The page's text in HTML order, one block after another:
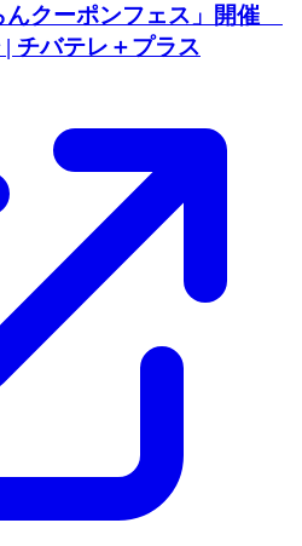
んクーポンフェス」開催
チバテレ＋プラス